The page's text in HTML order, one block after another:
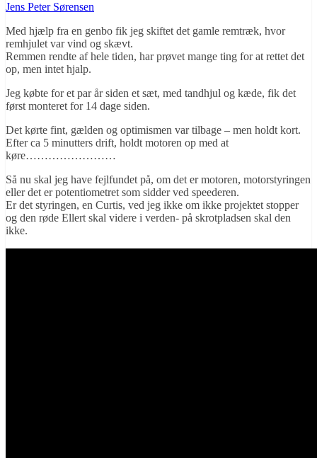
Jens Peter Sørensen
Med hjælp fra en genbo fik jeg skiftet det gamle remtræk, hvor
remhjulet var vind og skævt.
Remmen rendte af hele tiden, har prøvet mange ting for at rettet det
op, men intet hjalp.
Jeg købte for et par år siden et sæt, med tandhjul og kæde, fik det
først monteret for 14 dage siden.
Det kørte fint, gælden og optimismen var tilbage – men holdt kort.
Efter ca 5 minutters drift, holdt motoren op med at
køre……………………
Så nu skal jeg have fejlfundet på, om det er motoren, motorstyringen
eller det er potentiometret som sidder ved speederen.
Er det styringen, en Curtis, ved jeg ikke om ikke projektet stopper
og den røde Ellert skal videre i verden- på skrotpladsen skal den
ikke.